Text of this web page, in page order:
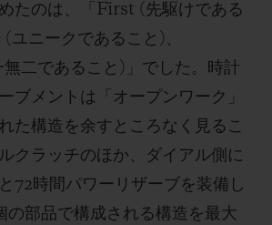
たのは、「First (先駆けである
ニークであること)、
二であること)」でした。時計
ブメントは「オープンワーク」
た構造を余すところなく見るこ
クラッチのほか、ダイアル側に
72時間パワーリザーブを装備し
の部品で構成される構造を最大